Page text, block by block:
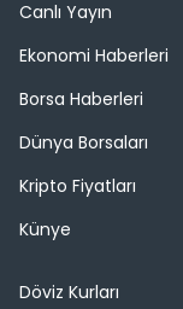
Canlı Yayın
Ekonomi Haberleri
Borsa Haberleri
Dünya Borsaları
Kripto Fiyatları
Künye
Döviz Kurları